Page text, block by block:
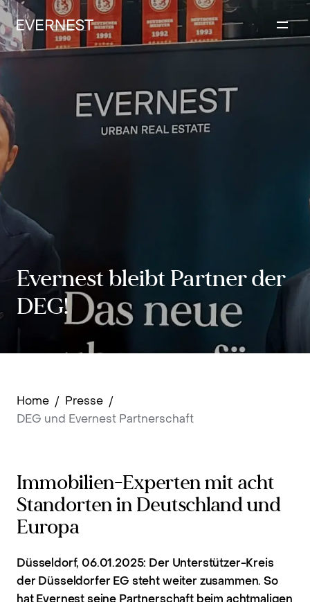
Inhalt
springen
Evernest bleibt Partner der
DEG!
Home / Presse /
DEG und Evernest Partnerschaft
Immobilien-Experten mit acht
Standorten in Deutschland und
Europa
Düsseldorf, 06.01.2025: Der Unterstützer-Kreis
der Düsseldorfer EG steht weiter zusammen. So
hat Evernest seine Partnerschaft beim achtmaligen